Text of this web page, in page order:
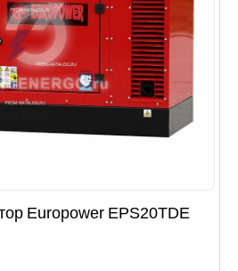
Europower EPS20TDE